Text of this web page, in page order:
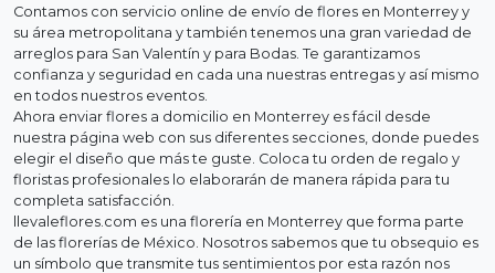
Contamos con servicio online de envío de flores en Monterrey y
su área metropolitana y también tenemos una gran variedad de
arreglos para San Valentín y para Bodas. Te garantizamos
confianza y seguridad en cada una nuestras entregas y así mismo
en todos nuestros eventos.
Ahora enviar flores a domicilio en Monterrey es fácil desde
nuestra página web con sus diferentes secciones, donde puedes
elegir el diseño que más te guste. Coloca tu orden de regalo y
floristas profesionales lo elaborarán de manera rápida para tu
completa satisfacción.
llevaleflores.com es una florería en Monterrey que forma parte
de las florerías de México. Nosotros sabemos que tu obsequio es
un símbolo que transmite tus sentimientos por esta razón nos